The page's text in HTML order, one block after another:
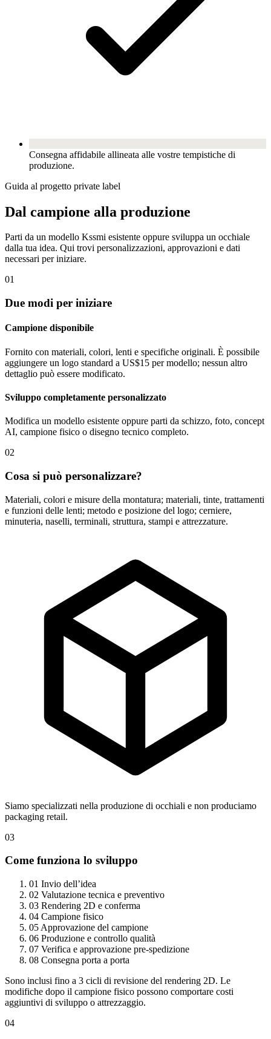
Consegna affidabile allineata alle vostre tempistiche di
produzione.
Guida al progetto private label
Dal campione alla produzione
Parti da un modello Kssmi esistente oppure sviluppa un occhiale
dalla tua idea. Qui trovi personalizzazioni, approvazioni e dati
necessari per iniziare.
01
Due modi per iniziare
Campione disponibile
Fornito con materiali, colori, lenti e specifiche originali. È possibile
aggiungere un logo standard a US$15 per modello; nessun altro
dettaglio può essere modificato.
Sviluppo completamente personalizzato
Modifica un modello esistente oppure parti da schizzo, foto, concept
AI, campione fisico o disegno tecnico completo.
02
Cosa si può personalizzare?
Materiali, colori e misure della montatura; materiali, tinte, trattamenti
e funzioni delle lenti; metodo e posizione del logo; cerniere,
minuteria, naselli, terminali, struttura, stampi e attrezzature.
Siamo specializzati nella produzione di occhiali e non produciamo
packaging retail.
03
Come funziona lo sviluppo
01 Invio dell’idea
02 Valutazione tecnica e preventivo
03 Rendering 2D e conferma
04 Campione fisico
05 Approvazione del campione
06 Produzione e controllo qualità
07 Verifica e approvazione pre-spedizione
08 Consegna porta a porta
Sono inclusi fino a 3 cicli di revisione del rendering 2D. Le
modifiche dopo il campione fisico possono comportare costi
aggiuntivi di sviluppo o attrezzaggio.
04